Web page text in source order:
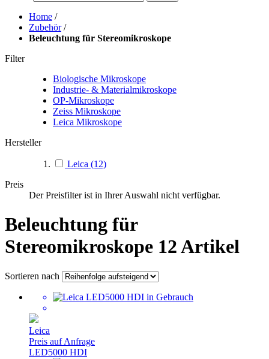
Home /
Zubehör /
Beleuchtung für Stereomikroskope
Filter
Biologische Mikroskope
Industrie- & Materialmikroskope
OP-Mikroskope
Zeiss Mikroskope
Leica Mikroskope
Hersteller
Leica (12)
Preis
Der Preisfilter ist in Ihrer Auswahl nicht verfügbar.
Beleuchtung für
Stereomikroskope 12 Artikel
Sortieren nach
Leica
Preis auf Anfrage
LED5000 HDI